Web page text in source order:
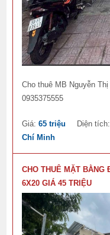
Cho thuê MB Nguyễn
0935375555
Giá:65 triệu Diện
Chí Minh
CHO THUÊ MẶT BẰNG
6X20 GIÁ 45 TRIỆU